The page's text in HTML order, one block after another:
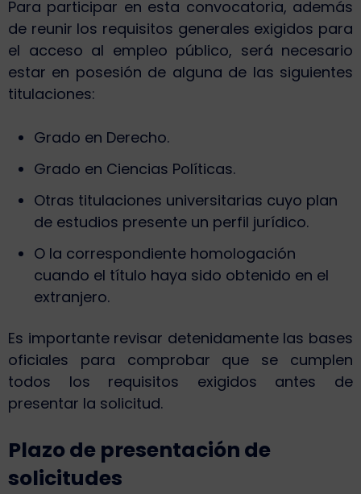
Para participar en esta convocatoria, además
de reunir los requisitos generales exigidos para
el acceso al empleo público, será necesario
estar en posesión de alguna de las siguientes
titulaciones:
Grado en Derecho.
Grado en Ciencias Políticas.
Otras titulaciones universitarias cuyo plan
de estudios presente un perfil jurídico.
O la correspondiente homologación
cuando el título haya sido obtenido en el
extranjero.
Es importante revisar detenidamente las bases
oficiales para comprobar que se cumplen
todos los requisitos exigidos antes de
presentar la solicitud.
Plazo de presentación de
solicitudes